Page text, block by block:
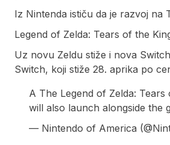
Iz Nintenda ističu da je razvoj na
Legend of Zelda: Tears of the
Uz novu Zeldu stiže i nova
Switch, koji stiže 28. aprika po
A The Legend of Zelda:
will also launch alongside the
— Nintendo of America